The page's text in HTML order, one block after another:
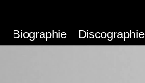
Biographie Discographie